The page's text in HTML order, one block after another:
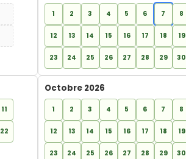
1 2 3 4 5 6 7 8
12 13 14 15 16 17 18 19
23 24 25 26 27 28 29 30
11
22
Octobre 2026
1 2 3 4 5 6 7 8
12 13 14 15 16 17 18 19
23 24 25 26 27 28 29 30